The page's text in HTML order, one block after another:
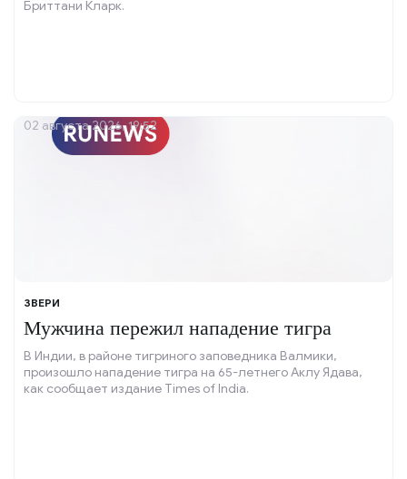
Бриттани Кларк.
ЗВЕРИ
Мужчина пережил нападение тигра
В Индии, в районе тигриного заповедника Валмики,
произошло нападение тигра на 65-летнего Аклу Ядава,
как сообщает издание Times of India.
02 августа 2026, 19:52